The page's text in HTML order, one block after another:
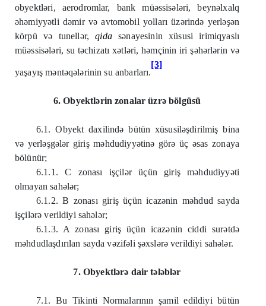
obyektləri, aerodromlar, bank müəssisələri, beynəlxalq
əhəmiyyətli dəmir və avtomobil yolları üzərində yerləşən
körpü və tunellər,qidasənayesinin xüsusi irimiqyaslı
müəssisələri, su təchizatı xətləri, həmçinin iri şəhərlərin və
yaşayış məntəqələrinin su anbarları.
[3]
6. Obyektlərin zonalar üzrə bölgüsü
6.1. Obyekt daxilində bütün xüsusiləşdirilmiş bina
və yerləşgələr giriş məhdudiyyətinə görə üç əsas zonaya
bölünür;
6.1.1. C zonası işçilər üçün giriş məhdudiyyəti
olmayan sahələr;
6.1.2. B zonası giriş üçün icazənin məhdud sayda
işçilərə verildiyi sahələr;
6.1.3. A zonası giriş üçün icazənin ciddi surətdə
məhdudlaşdırılan sayda vəzifəli şəxslərə verildiyi sahələr.
7. Obyektlərə dair tələblər
7.1. Bu Tikinti Normalarının şamil edildiyi bütün